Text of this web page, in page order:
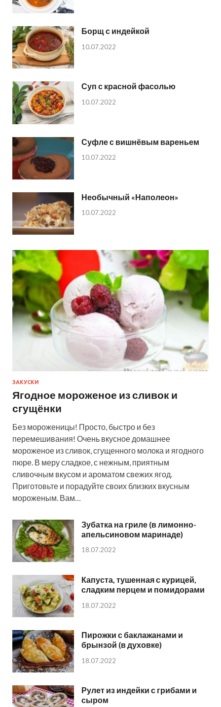
Борщ с индейкой
10.07.2022
Суп с красной фасолью
10.07.2022
Суфле с вишнёвым вареньем
10.07.2022
Необычный «Наполеон»
10.07.2022
ЗАКУСКИ
Ягодное мороженое из сливок и
сгущёнки
Без мороженицы! Просто, быстро и без
перемешивания! Очень вкусное домашнее
мороженое из сливок, сгущенного молока и ягодного
пюре. В меру сладкое, с нежным, приятным
сливочным вкусом и ароматом свежих ягод.
Приготовьте и порадуйте своих близких вкусным
мороженым. Вам…
Зубатка на гриле (в лимонно-
апельсиновом маринаде)
18.07.2022
Капуста, тушенная с курицей,
сладким перцем и помидорами
18.07.2022
Пирожки с баклажанами и
брынзой (в духовке)
18.07.2022
Рулет из индейки с грибами и
сыром